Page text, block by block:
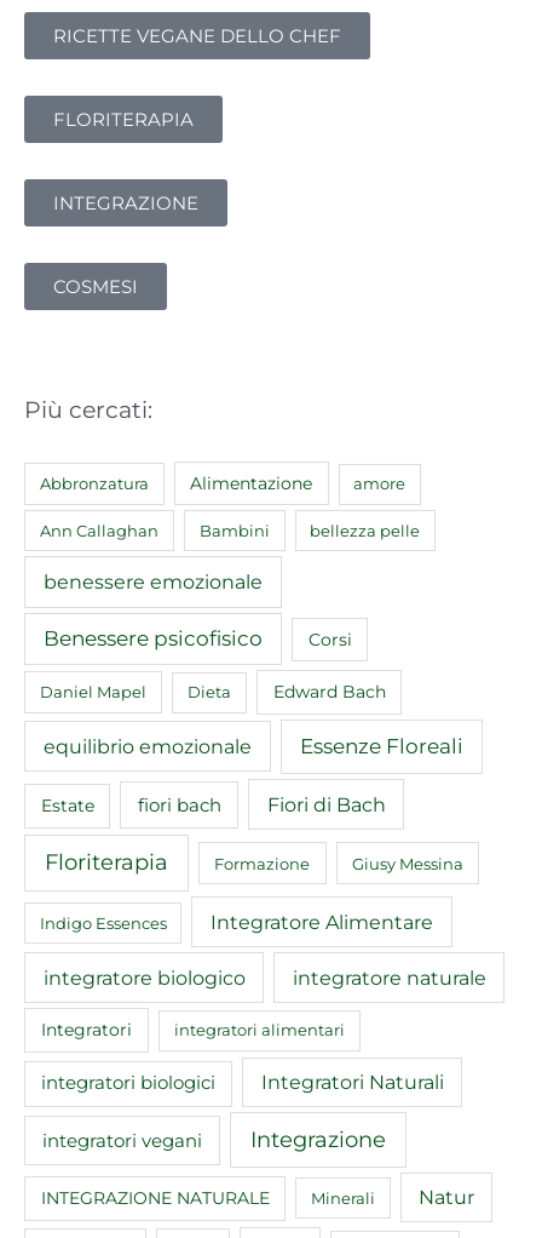
RICETTE VEGANE DELLO CHEF
FLORITERAPIA
INTEGRAZIONE
COSMESI
Più cercati:
Abbronzatura Alimentazione amore
Ann Callaghan Bambini bellezza pelle
benessere emozionale
Benessere psicofisico Corsi
Daniel Mapel Dieta Edward Bach
equilibrio emozionale Essenze Floreali
Estate fiori bach Fiori di Bach
Floriterapia Formazione Giusy Messina
Indigo Essences Integratore Alimentare
integratore biologico integratore naturale
Integratori integratori alimentari
integratori biologici Integratori Naturali
integratori vegani Integrazione
INTEGRAZIONE NATURALE Minerali Natur